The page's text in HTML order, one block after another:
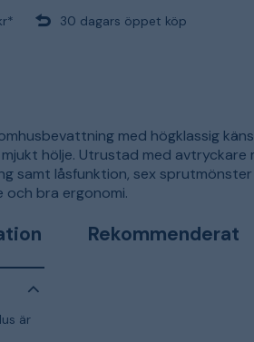
30 dagars öppet köp
med högklassig
hölje. Utrustad med avtryckare
samt låsfunktion, sex
bra ergonomi.
är
Rekommenderat